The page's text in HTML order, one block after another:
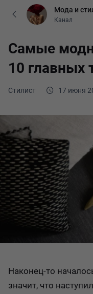
Стилист 17 июня
Самые
10 главных
Наконец-то
значит, что
Мода и
Канал